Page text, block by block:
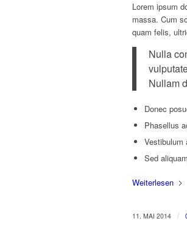
Lorem ipsum
massa. Cum
quam felis,
Nulla
Nullam
Donec
Phasellus
Vestibulum
Sed
Weiterlesen
11. MAI 2014 /